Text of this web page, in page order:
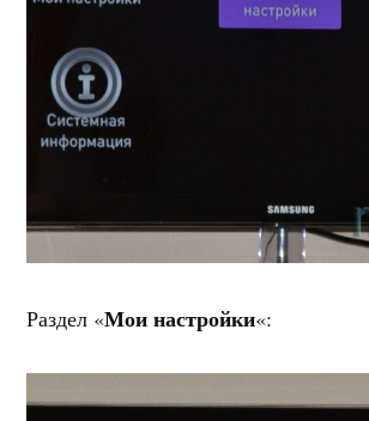
Раздел «Мои настройки«: